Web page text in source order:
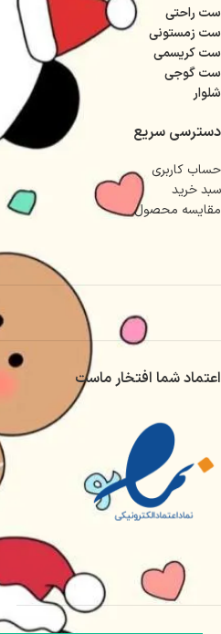
ست راحتی
ست زمستونی
ست کریسمی
ست گوجی
شلوار
دسترسی سریع
حساب کاربری
سبد خرید
مقایسه محصول
اعتماد شما افتخار ماست